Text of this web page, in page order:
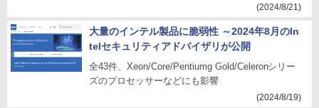
(2024/8/21)
大量のインテル製品に脆弱性 ～2024年8月のIn
telセキュリティアドバイザリが公開
全43件、Xeon/Core/Pentiumg Gold/Celeronシリー
ズのプロセッサーなどにも影響
(2024/8/19)